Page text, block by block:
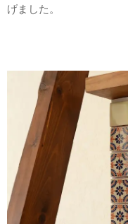
げました。